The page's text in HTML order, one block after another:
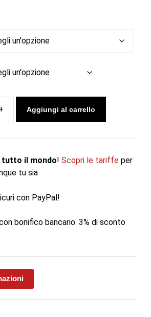
Supporto
CUBO
per
Diamantine
Bellido
Aggiungi al carrello
tutto il mondo! Scopri le tariffe per
tu sia
con PayPal!
bonifico bancario: 3% di sconto